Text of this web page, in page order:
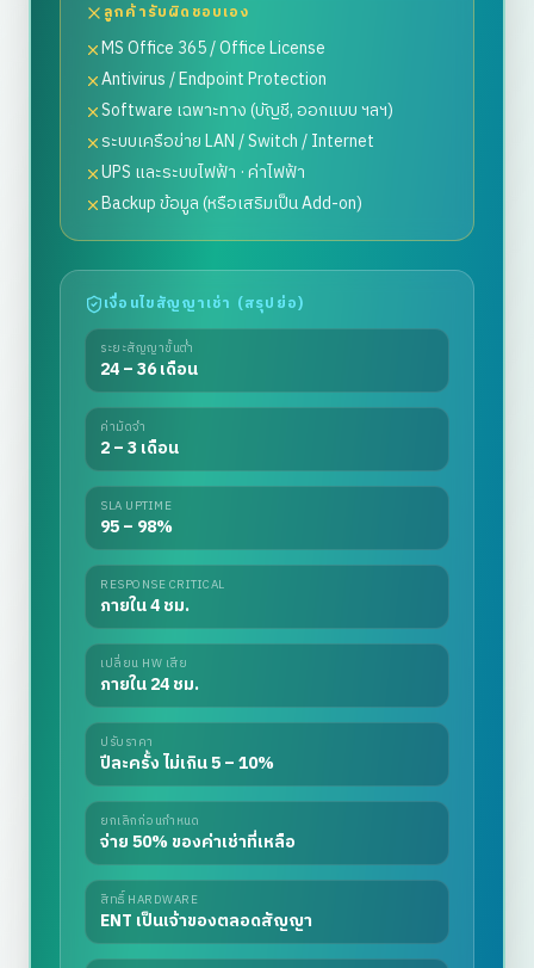
ลูกค้ารับผิดชอบเอง
MS Office 365 / Office License
Antivirus / Endpoint Protection
Software เฉพาะทาง (บัญชี, ออกแบบ ฯลฯ)
ระบบเครือข่าย LAN / Switch / Internet
UPS และระบบไฟฟ้า · ค่าไฟฟ้า
Backup ข้อมูล (หรือเสริมเป็น Add-on)
เงื่อนไขสัญญาเช่า (สรุปย่อ)
ระยะสัญญาขั้นต่ำ
24 – 36 เดือน
ค่ามัดจำ
2 – 3 เดือน
SLA UPTIME
95 – 98%
RESPONSE CRITICAL
ภายใน 4 ชม.
เปลี่ยน HW เสีย
ภายใน 24 ชม.
ปรับราคา
ปีละครั้ง ไม่เกิน 5 – 10%
ยกเลิกก่อนกำหนด
จ่าย 50% ของค่าเช่าที่เหลือ
สิทธิ์ HARDWARE
ENT เป็นเจ้าของตลอดสัญญา